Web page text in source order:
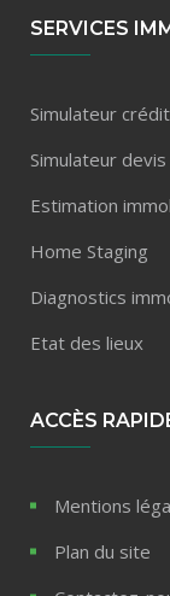
SERVICES
Simulateur
Simulateur
Estimation
Home Staging
Diagnostics
Etat des lieux
ACCÈS
Mentions
Plan du site